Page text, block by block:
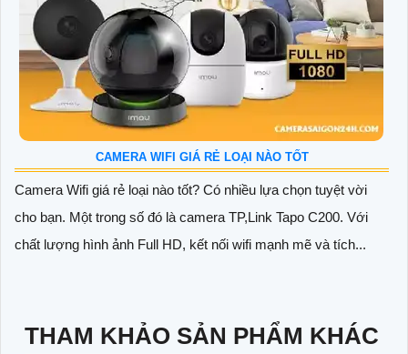
CAMERA WIFI GIÁ RẺ LOẠI NÀO TỐT
Camera Wifi giá rẻ loại nào tốt? Có nhiều lựa chọn tuyệt vời
cho bạn. Một trong số đó là camera TP,Link Tapo C200. Với
chất lượng hình ảnh Full HD, kết nối wifi mạnh mẽ và tích...
THAM KHẢO SẢN PHẨM KHÁC